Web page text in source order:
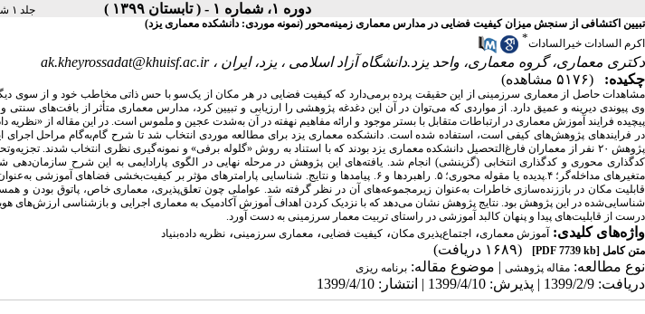
دوره ۱، شماره ۱ - ( تابستان ۱۳۹۹ ) جلد ۱ شماره ۱ صفحات ۱۱۳-۹۰
تبیین اکتشافی از سنجش میزان کیفیت فضایی در مدارس معماری زمینه‌محور (نمونه موردی: دانشکده معماری یزد)
اکرم السادات خیرالسادات*
دکتری معماری، گروه معماری، واحد یزد.دانشگاه آزاد اسلامی ، یزد، ایران ،ak.kheyrossadat@khuisf.ac.ir
چکیده:
(۵۱۷۶ مشاهده)
مشاهدات حاصل از معماری سرزمینی از این حقیقت پرده بر‌می‌دارد که کیفیت فضایی در هر مکان از یک‌سو با حس ذاتی مخاطب خود و از سوی
وی پیوندی دیرینه و عمیق دارد. از مواردی که می‌توان در آن این دغدغه پژوهشی را ارزیابی و تبیین کرد، مدارس معماری متأثر از بافت‌های
پیچیده فرایند آموزش معماری در ارتباطات متقابل با بستر موجود و ارائه مفاهیم نهفته در آن به‌شدت عجین و ملموس است. در این مقاله از «نظریه
در فرایندهای پژوهش‌های کیفی است، استفاده شده است. دانشکده معماری یزد برای مطالعه موردی انتخاب شد تا شرح گام‌به‌گام مراحل اجرای
پژوهش ۲۰ نفر از معماران فارغ‌التحصیل دانشکده معماری یزد بودند که با استناد به روش «گلوله برفی» و نمونه‌گیری نظری انتخاب شدند.
متغیرهای مداخله‌گر؛ ۴.پدیده یا مقوله محوری؛ ۵. راهبردها و ۶. پیامدها و نتایج. شناسایی پارامترهای مؤثر بر
قابلیت مکان در باز‌زنده‌سازی خاطرات به‌عنوان زیرمجموعه‌های آن در نظر گرفته شد. عواملی چون تعلق‌پذیری، معماری خاص، پاتوق بودن و
شناسایی‌شده در این پژوهش بود. نتایج پژوهش نشان می‌دهد که با نزدیک کردن اهداف آموزش آکادمیک به معماری اجرایی و بازشناسی ارزش‌های
درست از قابلیت‌های پیدا و پنهان کالبد آموزشی در راستای تربیت معمار سرزمینی به دست آورد.
واژه‌های کلیدی:آموزش معماری، اجتماع‌پذیری مکان، کیفیت فضایی، معماری سرزمینی، نظریه داده‌بنیاد
متن کامل [PDF 7739 kb]
(۱۶۸۹ دریافت)
نوع مطالعه: مقاله پژوهشی | موضوع مقاله: برنامه ریزی
دریافت: 1399/2/9 | پذیرش: 1399/4/10 | انتشار: 1399/4/10